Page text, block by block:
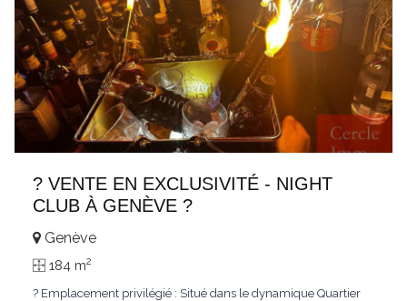
? VENTE EN EXCLUSIVITÉ - NIGHT
CLUB À GENÈVE ?
Genève
184 m2
? Emplacement privilégié : Situé dans le dynamique Quartier